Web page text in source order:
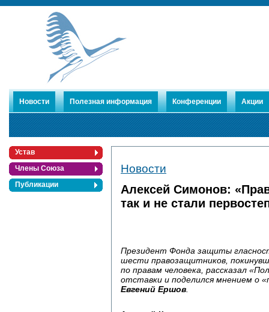
Новости Полезная информация Конференции Акции
Устав
Члены Союза
Публикации
Новости
Алексей Симонов:
так и не стали
Президент Фонда защиты
шести правозащитников,
по правам человека, рассказал
отставки и поделился мнением о
Евгений Ершов